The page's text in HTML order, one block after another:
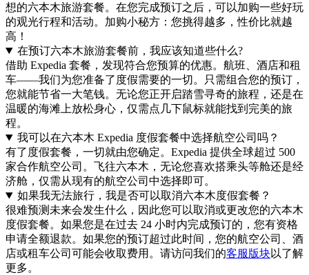
想的六本木旅游套餐。在您完成预订之后，可以加购一些好玩
的观光行程和活动。加购小秘方：您挑得越多，性价比就越
高！
在预订六本木旅游套餐前，我应该知道些什么?
借助 Expedia 套餐，发现符合您预算的优惠。航班、酒店和租
车——我们为您准备了度假需要的一切。只需组合您的预订，
您就能节省一大笔钱。无论您正开启踏雪寻奇的旅程，还是在
温暖的海滩上放松身心，仅需点几下鼠标就能找到完美的旅
程。
我可以在六本木 Expedia 度假套餐中选择航空公司吗？
有了度假套餐，一切就由您确定。Expedia 提供全球超过 500
家合作航空公司。飞往六本木，无论您喜欢搭乘头等舱还是经
济舱，仅需从现有的航空公司中选择即可。
如果我无法旅行，我是否可以取消六本木度假套餐？
很难预测未来会发生什么，因此您可以取消或更改您的六本木
度假套餐。如果您是在过去 24 小时内完成预订的，您有资格
申请全额退款。如果您的预订超过此时间，您的航空公司、酒
店或租车公司可能会收取费用。请访问我们的客服版块以了解
更多。